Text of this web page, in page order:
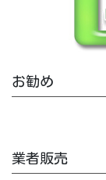
お勧め
業者販売